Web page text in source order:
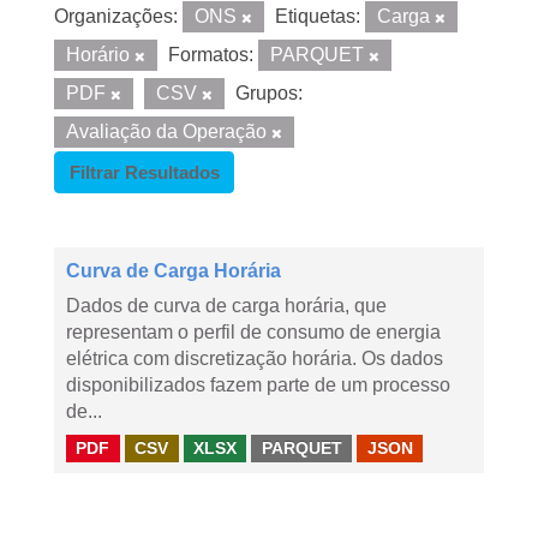
Organizações: ONS Etiquetas:
Carga
Horário
Formatos:
PARQUET
PDF
CSV
Grupos:
Avaliação da Operação
Filtrar Resultados
Curva de Carga Horária
Dados de curva de carga horária, que
representam o perfil de consumo de energia
elétrica com discretização horária. Os dados
disponibilizados fazem parte de um processo
de...
PDF CSV XLSX PARQUET JSON